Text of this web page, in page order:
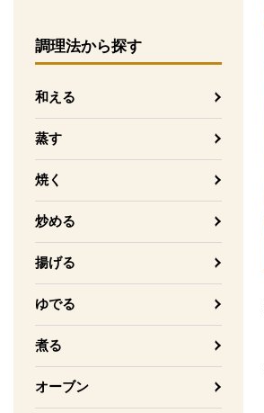
調理法から探す
和える
蒸す
焼く
炒める
揚げる
ゆでる
煮る
オーブン